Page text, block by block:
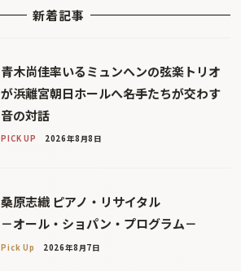
新着記事
青木尚佳率いるミュンヘンの弦楽トリオ
が浜離宮朝日ホールへ――名手たちが交わす
音の対話
PICK UP 2026年8月8日
桑原志織 ピアノ・リサイタル
－オール・ショパン・プログラム－
Pick Up 2026年8月7日